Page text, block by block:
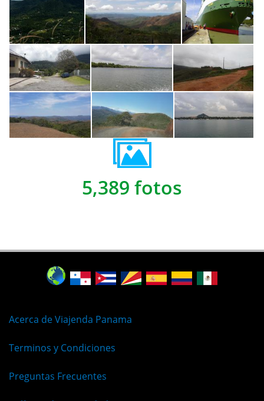
5,389 fotos
Acerca de Viajenda Panama
Terminos y Condiciones
Preguntas Frecuentes